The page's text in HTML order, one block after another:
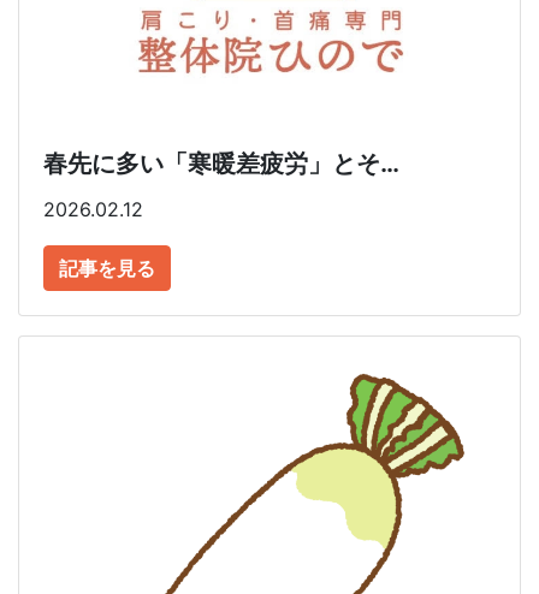
春先に多い「寒暖差疲労」とそ…
2026.02.12
記事を見る